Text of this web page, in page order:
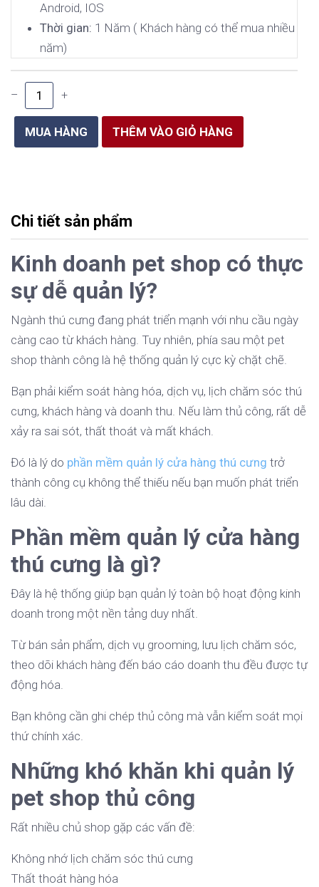
Android, IOS
Thời gian: 1 Năm ( Khách hàng có thể mua nhiều
năm)
– +
Chi tiết sản phẩm
Kinh doanh pet shop có thực
sự dễ quản lý?
Ngành thú cưng đang phát triển mạnh với nhu cầu ngày
càng cao từ khách hàng. Tuy nhiên, phía sau một pet
shop thành công là hệ thống quản lý cực kỳ chặt chẽ.
Bạn phải kiểm soát hàng hóa, dịch vụ, lịch chăm sóc thú
cưng, khách hàng và doanh thu. Nếu làm thủ công, rất dễ
xảy ra sai sót, thất thoát và mất khách.
Đó là lý do phần mềm quản lý cửa hàng thú cưng trở
thành công cụ không thể thiếu nếu bạn muốn phát triển
lâu dài.
Phần mềm quản lý cửa hàng
thú cưng là gì?
Đây là hệ thống giúp bạn quản lý toàn bộ hoạt động kinh
doanh trong một nền tảng duy nhất.
Từ bán sản phẩm, dịch vụ grooming, lưu lịch chăm sóc,
theo dõi khách hàng đến báo cáo doanh thu đều được tự
động hóa.
Bạn không cần ghi chép thủ công mà vẫn kiểm soát mọi
thứ chính xác.
Những khó khăn khi quản lý
pet shop thủ công
Rất nhiều chủ shop gặp các vấn đề:
Không nhớ lịch chăm sóc thú cưng
Thất thoát hàng hóa